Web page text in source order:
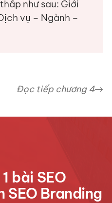
như sau: Giới
vụ – Ngành –
Đọc tiếp chương 4
bài SEO
SEO Branding